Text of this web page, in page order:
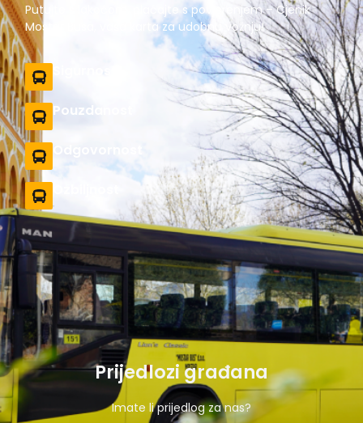
Putujte s lakoćom, plaćajte s povjerenjem – Cjenik
Mostar Busa, vaša karta za udobnu vožnju!
Pouzdanost
Prijedlozi građana
Imate li prijedlog za nas?